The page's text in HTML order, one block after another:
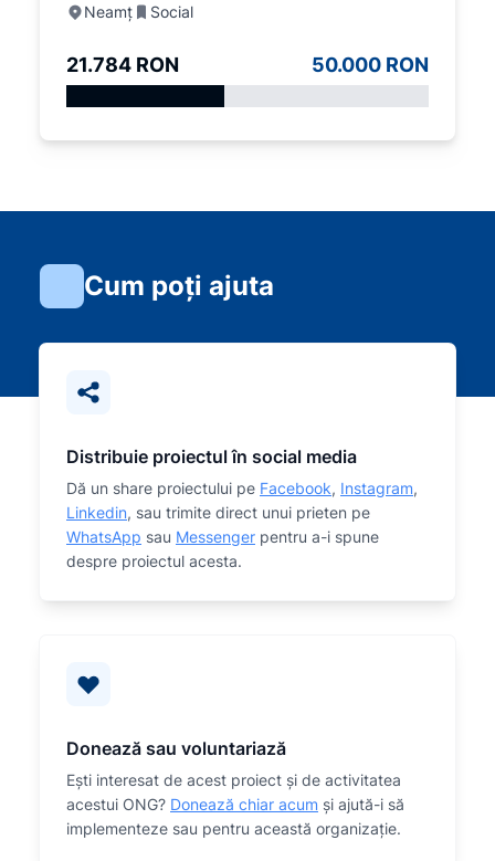
Neamț Social
21.784 RON 50.000 RON
Cum poți ajuta
Distribuie proiectul în social media
Dă un share proiectului pe Facebook, Instagram,
Linkedin, sau trimite direct unui prieten pe
WhatsApp sau Messenger pentru a-i spune
despre proiectul acesta.
Donează sau voluntariază
Eşti interesat de acest proiect și de activitatea
acestui ONG? Donează chiar acum și ajută-i să
implementeze sau pentru această organizaţie.